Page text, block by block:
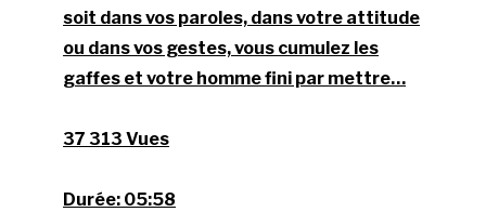
soit dans vos paroles, dans votre attitude
ou dans vos gestes, vous cumulez les
gaffes et votre homme fini par mettre…
37 313 Vues
Durée: 05:58